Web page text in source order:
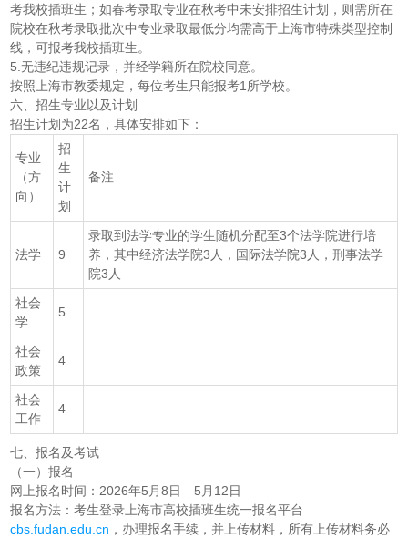
考我校插班生；如春考录取专业在秋考中未安排招生计划，则需所在
院校在秋考录取批次中专业录取最低分均需高于上海市特殊类型控制
线，可报考我校插班生。
5.无违纪违规记录，并经学籍所在院校同意。
按照上海市教委规定，每位考生只能报考1所学校。
六、招生专业以及计划
招生计划为22名，具体安排如下：
专业
（方
向）
招
生
计
划
备注
法学 9
录取到法学专业的学生随机分配至3个法学院进行培
养，其中经济法学院3人，国际法学院3人，刑事法学
院3人
社会
学
5
社会
政策
4
社会
工作
4
七、报名及考试
（一）报名
网上报名时间：2026年5月8日—5月12日
报名方法：考生登录上海市高校插班生统一报名平台
cbs.fudan.edu.cn ，办理报名手续，并上传材料，所有上传材料务必